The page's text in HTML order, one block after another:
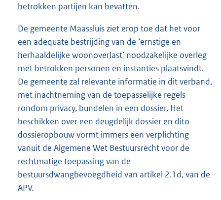
betrokken partijen kan bevatten.
De gemeente Maassluis ziet erop toe dat het voor
een adequate bestrijding van de ‘ernstige en
herhaaldelijke woonoverlast’ noodzakelijke overleg
met betrokken personen en instanties plaatsvindt.
De gemeente zal relevante informatie in dit verband,
met inachtneming van de toepasselijke regels
rondom privacy, bundelen in een dossier. Het
beschikken over een deugdelijk dossier en dito
dossieropbouw vormt immers een verplichting
vanuit de Algemene Wet Bestuursrecht voor de
rechtmatige toepassing van de
bestuursdwangbevoegdheid van artikel 2.1d, van de
APV.